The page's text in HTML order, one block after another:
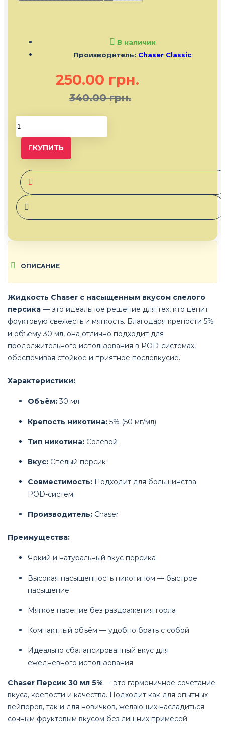
250.00 грн.
340.00 грн.
В наличии
Производитель: Chaser Classic
КУПИТЬ
ОПИСАНИЕ
Жидкость Chaser с насыщенным вкусом спелого
персика — это идеальное решение для тех, кто ценит
фруктовую свежесть и мягкость. Благодаря крепости 5%
и объему 30 мл, она отлично подходит для
продолжительного использования в POD-системах,
обеспечивая стойкое и приятное послевкусие.
Характеристики:
Объём:30 мл
Крепость никотина: 5% (50 мг/мл)
Тип никотина: Солевой
Вкус: Спелый персик
Совместимость: Подходит для большинства
POD-систем
Производитель: Chaser
Преимущества:
Яркий и натуральный вкус персика
Высокая насыщенность никотином — быстрое
насыщение
Мягкое парение без раздражения горла
Компактный объём — удобно брать с собой
Идеально сбалансированный вкус для
ежедневного использования
Chaser Персик 30 мл 5% — это гармоничное сочетание
вкуса, крепости и качества. Подходит как для опытных
вейперов, так и для новичков, желающих насладиться
сочным фруктовым вкусом без лишних примесей.